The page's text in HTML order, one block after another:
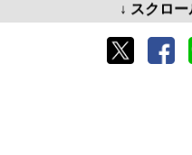
↓ スクロ